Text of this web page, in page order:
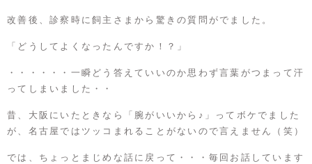
改善後、診察時に飼主さまから驚きの質問がでました。
「どうしてよくなったんですか！？」
・・・・・・一瞬どう答えていいのか思わず言葉がつまって汗
ってしまいました・・
昔、大阪にいたときなら「腕がいいから♪」ってボケでました
が、名古屋ではツッコまれることがないので言えません（笑）
では、ちょっとまじめな話に戻って・・・毎回お話しています